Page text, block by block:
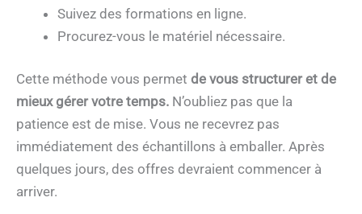
Suivez des formations en ligne.
Procurez-vous le matériel nécessaire.
Cette méthode vous permet de vous structurer et de
mieux gérer votre temps. N’oubliez pas que la
patience est de mise. Vous ne recevrez pas
immédiatement des échantillons à emballer. Après
quelques jours, des offres devraient commencer à
arriver.